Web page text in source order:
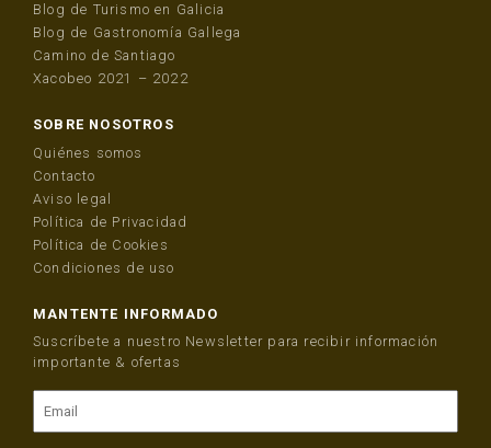
Blog de Turismo en Galicia
Blog de Gastronomía Gallega
Camino de Santiago
Xacobeo 2021 – 2022
SOBRE NOSOTROS
Quiénes somos
Contacto
Aviso legal
Política de Privacidad
Política de Cookies
Condiciones de uso
MANTENTE INFORMADO
Suscríbete a nuestro Newsletter para recibir información
importante & ofertas